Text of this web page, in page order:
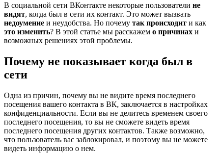
В социальной сети ВКонтакте некоторые пользователи не
видят, когда был в сети их контакт. Это может вызвать
недоумение и неудобства. Но почему так происходит и как
это изменить? В этой статье мы расскажем о причинах и
возможных решениях этой проблемы.
Почему не показывает когда был в
сети
Одна из причин, почему вы не видите время последнего
посещения вашего контакта в ВК, заключается в настройках
конфиденциальности. Если вы не делитесь временем своего
последнего посещения, то вы не сможете видеть время
последнего посещения других контактов. Также возможно,
что пользователь вас заблокировал, и поэтому вы не можете
видеть информацию о нем.